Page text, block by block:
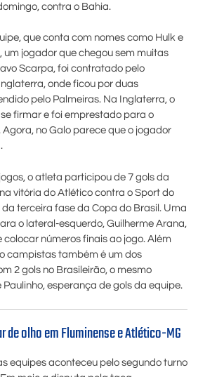
contra o Bahia.
que conta com nomes como Hulk e
um jogador que chegou sem muitas
Scarpa, foi contratado pelo
onde ficou por duas
pelo Palmeiras. Na Inglaterra, o
firmar e foi emprestado para o
no Galo parece que o jogador
o atleta participou de 7 gols da
vitória do Atlético contra o Sport do
da terceira fase da Copa do Brasil. Uma
o lateral-esquerdo, Guilherme Arana,
colocar números finais ao jogo. Além
campistas também é um dos
2 gols no Brasileirão, o mesmo
esperança de gols da equipe.
de olho em Fluminense e Atlético-MG
equipes aconteceu pelo segundo turno